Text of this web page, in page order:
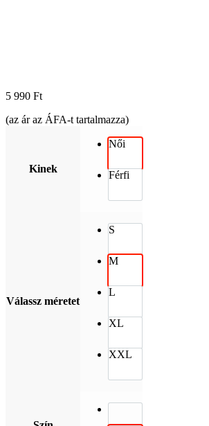
5 990 Ft
(az ár az ÁFA-t tartalmazza)
Kinek
Női
Férfi
Válassz méretet
S
M
L
XL
XXL